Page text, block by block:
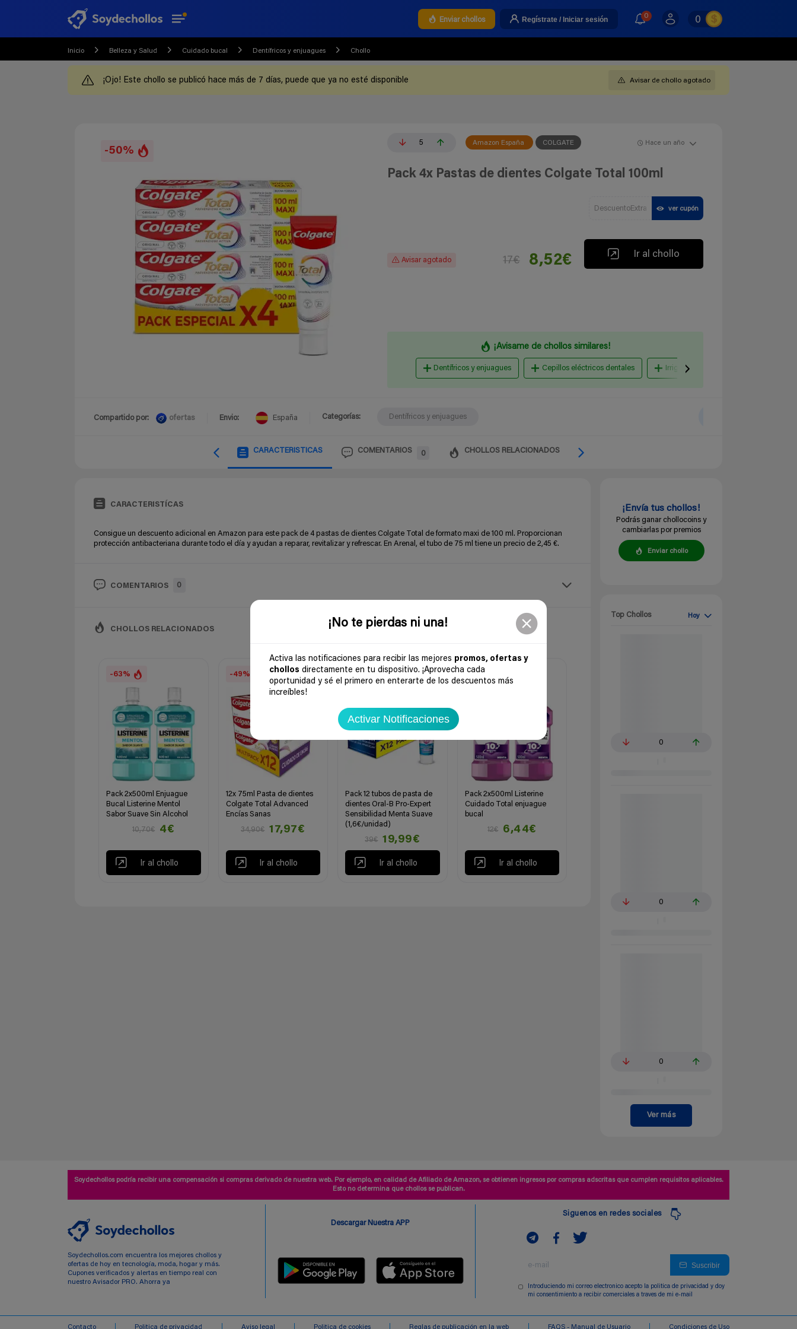
¡No te pierdas ni una!
Activa las notificaciones para recibir las mejores promos, ofertas y
chollos directamente en tu dispositivo. ¡Aprovecha cada
oportunidad y sé el primero en enterarte de los descuentos más
increíbles!
Activar Notificaciones
Enviar chollos Regístrate / Iniciar sesión 0 0
Inicio Belleza y Salud Cuidado bucal Dentífricos y enjuagues Chollo
¡Ojo! Este chollo se publicó hace más de 7 días, puede que ya no esté disponible Avisar de chollo agotado
-50%
5 Amazon España COLGATE Hace un año
Pack 4x Pastas de dientes Colgate Total 100ml
DescuentoExtra ver cupón
Avisar agotado 17€ 8,52€ Ir al chollo
¡Avisame de chollos similares!
Dentífricos y enjuagues Cepillos eléctricos dentales Irrigadores dentales
Compartido por: ofertas Envio: España Categorías: Dentífricos y enjuagues
CARACTERISTICAS COMENTARIOS 0 CHOLLOS RELACIONADOS
CARACTERISTÍCAS
Consigue un descuento adicional en Amazon para este pack de 4 pastas de dientes Colgate Total de formato maxi de 100 ml. Proporcionan
protección antibacteriana durante todo el día y ayudan a reparar, revitalizar y refrescar. En Arenal, el tubo de 75 ml tiene un precio de 2,45 €.
COMENTARIOS 0
CHOLLOS RELACIONADOS
-63%
Pack 2x500ml Enjuague
Bucal Listerine Mentol
Sabor Suave Sin Alcohol
10,70€
4€
Ir al chollo
-49%
12x 75ml Pasta de dientes
Colgate Total Advanced
Encías Sanas
34,90€
17,97€
Ir al chollo
-49%
Pack 12 tubos de pasta de
dientes Oral-B Pro-Expert
Sensibilidad Menta Suave
(1,6€/unidad)
39€
19,99€
Ir al chollo
-46%
Pack 2x500ml Listerine
Cuidado Total enjuague
bucal
12€
6,44€
Ir al chollo
¡Envía tus chollos!
Podrás ganar chollocoins y
cambiarlas por premios
Enviar chollo
Top Chollos Hoy
0
0
0
Ver más
Soydechollos podría recibir una compensación si compras derivado de nuestra web. Por ejemplo, en calidad de Afiliado de Amazon, se obtienen ingresos por compras adscritas que cumplen requisitos aplicables.
Esto no determina que chollos se publican.
Soydechollos.com encuentra los mejores chollos y
ofertas de hoy en tecnología, moda, hogar y más.
Cupones verificados y alertas en tiempo real con
nuestro Avisador PRO. Ahorra ya
Descargar Nuestra APP
Siguenos en redes sociales
Suscribir
Introduciendo mi correo electronico acepto la politica de privacidad y doy
mi consentimiento a recibir comerciales a traves de mi e-mail
Contacto Politica de privacidad Aviso legal Politica de cookies Reglas de publicación en la web FAQS - Manual de Usuario Condiciones de Uso